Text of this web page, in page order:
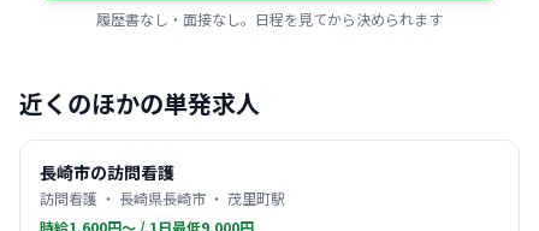
履歴書なし・面接なし。日程を見てから決められます
近くのほかの単発求人
長崎市の訪問看護
訪問看護 ・ 長崎県長崎市 ・ 茂里町駅
時給1,600円〜 / 1日最低9,000円